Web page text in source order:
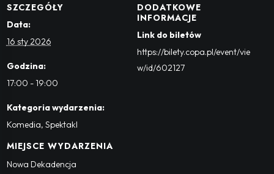
SZCZEGÓŁY
Data:
16 sty 2026
Godzina:
17:00 - 19:00
Kategoria wydarzenia:
Komedia, Spektakl
MIEJSCE WYDARZENIA
Nowa Dekadencja
DODATKOWE
INFORMACJE
Link do biletów
https://bilety.copa.pl/event/vie
w/id/602127